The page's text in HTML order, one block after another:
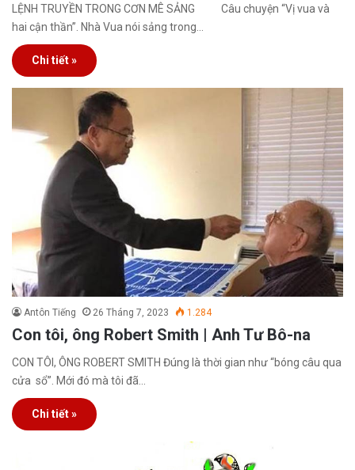
LỆNH TRUYỀN TRONG CƠN MÊ SẢNG Câu chuyện “Vị vua và
hai cận thần”. Nhà Vua nói sảng trong…
Chi tiết »
Antôn Tiếng 26 Tháng 7, 2023 1.284
Con tôi, ông Robert Smith | Anh Tư Bô-na
CON TÔI, ÔNG ROBERT SMITH Đúng là thời gian như “bóng câu qua
cửa sổ”. Mới đó mà tôi đã…
Chi tiết »